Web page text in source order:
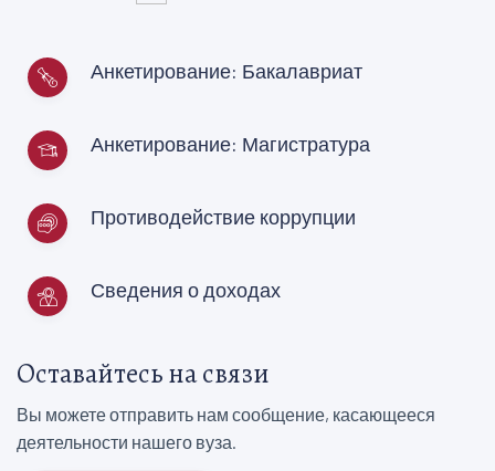
Анкетирование: Бакалавриат
Анкетирование: Магистратура
Противодействие коррупции
Сведения о доходах
Оставайтесь на связи
Вы можете отправить нам сообщение, касающееся
деятельности нашего вуза.